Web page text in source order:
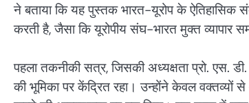
ने बताया कि यह पुस्तक भारत-यूरोप के ऐतिहासिक
करती है, जैसा कि यूरोपीय संघ-भारत मुक्त व्यापार
पहला तकनीकी सत्र, जिसकी अध्यक्षता प्रो. एस.
की भूमिका पर केंद्रित रहा। उन्होंने केवल वक्तव्यों